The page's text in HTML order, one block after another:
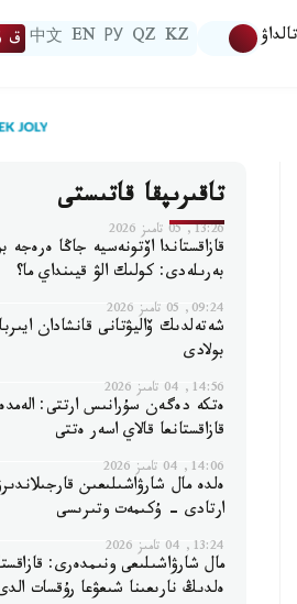
تالداۋ KZ
QZ
РУ
EN
中文 ق
تاقىرىپقا قاتىستى
13:26, 05 تامىز 2026
قازاقستاندا اۆتونەسيە جاڭا ەرەجە
بەرىلەدى: كولىك الۋ قيىنداي ما؟
09:24, 05 تامىز 2026
شەتەلدىك ۆاليۋتانى قانشادان
بولادى
14:56, 04 تامىز 2026
ەتكە دەگەن سۇرانىس ارتتى:
قازاقستانعا قالاي اسەر ەتتى
14:06, 04 تامىز 2026
ەلدە مال شارۋاشىلىعىن
ارتادى - ۇكىمەت وتىرىسى
13:24, 04 تامىز 2026
ەلدىڭ نارىعىنا شىعۋعا رۇقسات